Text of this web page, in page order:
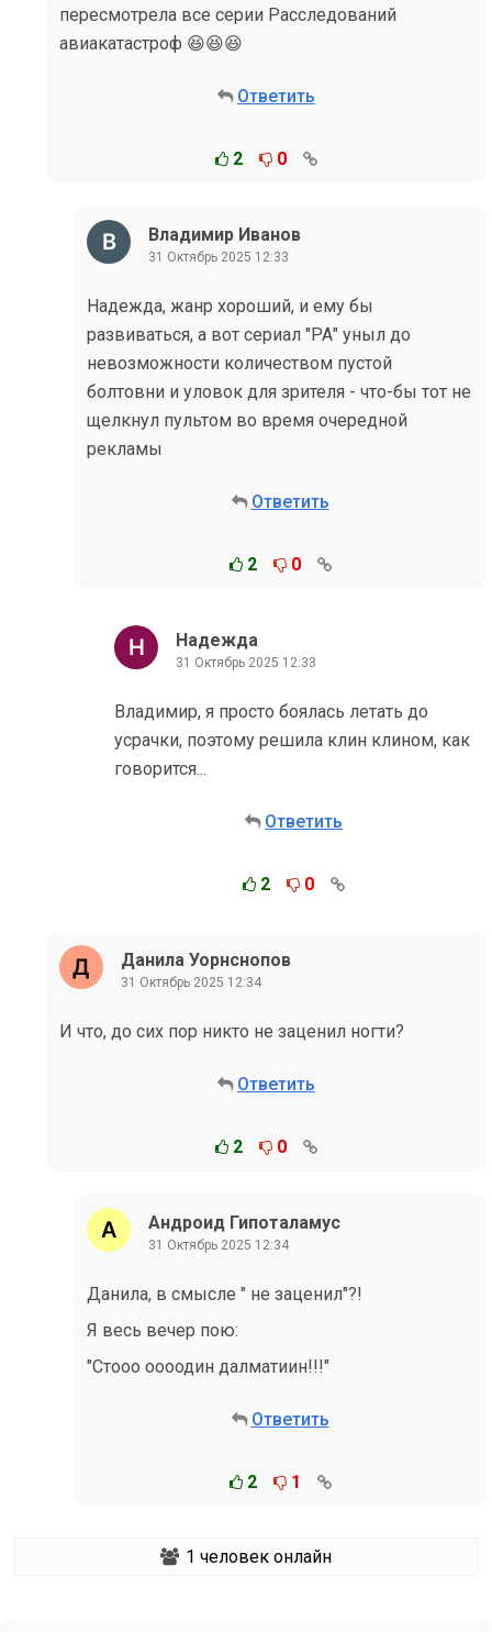
пересмотрела все серии Расследований
авиакатастроф 😆😆😆
Ответить
2 0
Владимир Иванов
31 Октябрь 2025 12:33
Надежда, жанр хороший, и ему бы
развиваться, а вот сериал "РА" уныл до
невозможности количеством пустой
болтовни и уловок для зрителя - что-бы тот не
щелкнул пультом во время очередной
рекламы
Ответить
2 0
Надежда
31 Октябрь 2025 12:33
Владимир, я просто боялась летать до
усрачки, поэтому решила клин клином, как
говорится...
Ответить
2 0
Данила Уорнснопов
31 Октябрь 2025 12:34
И что, до сих пор никто не заценил ногти?
Ответить
2 0
Андроид Гипоталамус
31 Октябрь 2025 12:34
Данила, в смысле " не заценил"?!
Я весь вечер пою:
"Стооо оооодин далматиин!!!"
Ответить
2 1
1 человек онлайн